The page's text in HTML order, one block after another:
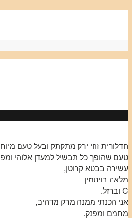
הדלורית זהי ירק מתקתק ובעל טעם
טעם שהופך כל תבשיל למעדן אלוהי
עשירה בבטא קרוטן,
מלאה בויטמין
C וברזל.
אני הכנתי ממנה מרק מדהים,
מחמם ומפנק.